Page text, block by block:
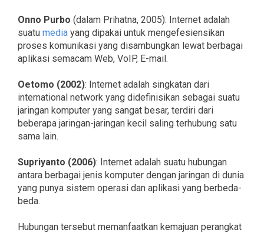
Onno Purbo (dalam Prihatna, 2005): Internet adalah
suatu media yang dipakai untuk mengefesiensikan
proses komunikasi yang disambungkan lewat berbagai
aplikasi semacam Web, VoIP, E-mail.
Oetomo (2002): Internet adalah singkatan dari
international network yang didefinisikan sebagai suatu
jaringan komputer yang sangat besar, terdiri dari
beberapa jaringan-jaringan kecil saling terhubung satu
sama lain.
Supriyanto (2006): Internet adalah suatu hubungan
antara berbagai jenis komputer dengan jaringan di dunia
yang punya sistem operasi dan aplikasi yang berbeda-
beda.
Hubungan tersebut memanfaatkan kemajuan perangkat